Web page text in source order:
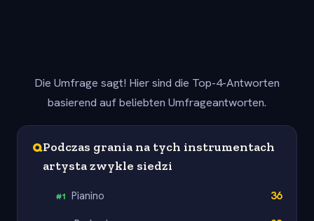
Die Umfrage sagt! Hier sind die Top-4-Antworten
basierend auf beliebten Umfrageantworten.
QPodczas grania na tych instrumentach
artysta zwykle siedzi
#1 Pianino 36